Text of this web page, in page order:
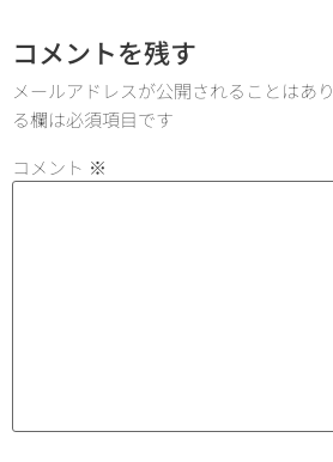
コメントを残す
メールアドレスが公開されることはあり
る欄は必須項目です
コメント ※